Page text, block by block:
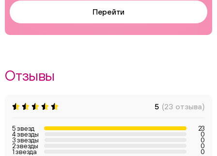
Перейти
Отзывы
5 (23 отзыва)
5 звезд 23
4 звезды 0
3 звезды 0
2 звезды 0
1 звезда 0